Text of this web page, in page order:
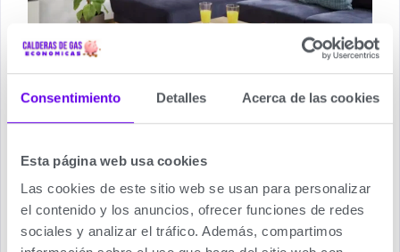
Consentimiento Detalles Acerca de las cookies
Esta página web usa cookies
Las cookies de este sitio web se usan para personalizar
el contenido y los anuncios, ofrecer funciones de redes
sociales y analizar el tráfico. Además, compartimos
Aire Acondicionado Vaillant
climaVAIR VAIL 1-060 WN
Es apta tanto para invierno como para verano,
El mando a distancia tiene la función «I feel» para
proporcionarte aún más comodidad: cuando se
activa, un sensor integrado mide la temperatura
ambiente para permitir que climaVAIR intro la